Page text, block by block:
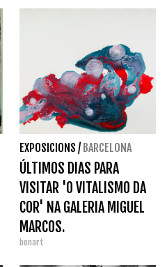
EXPOSICIONS / BARCELONA
ÚLTIMOS DIAS PARA
VISITAR 'O VITALISMO DA
COR' NA GALERIA MIGUEL
MARCOS.
bonart